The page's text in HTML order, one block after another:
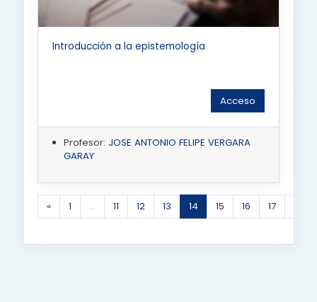
Introducción a la epistemología
Acceso
Profesor: JOSE ANTONIO FELIPE VERGARA
GARAY
«
Anterior
1 … 11 12 13 14
(actual)
15 16 17